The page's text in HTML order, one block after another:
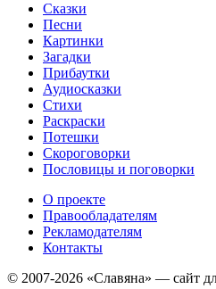
Сказки
Песни
Картинки
Загадки
Прибаутки
Аудиосказки
Стихи
Раскраски
Потешки
Скороговорки
Пословицы и поговорки
О проекте
Правообладателям
Рекламодателям
Контакты
© 2007-2026 «Славяна» — сайт